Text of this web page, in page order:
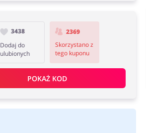
3438
Dodaj do
ulubionych
2369
Skorzystano z
tego kuponu
POKAŻ KOD